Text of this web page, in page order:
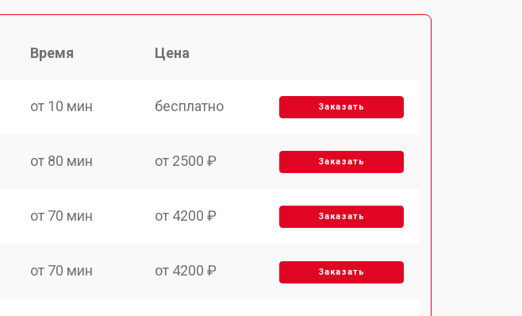
Время Цена
от 10 мин бесплатно Заказать
от 80 мин от 2500 ₽ Заказать
от 70 мин от 4200 ₽ Заказать
от 70 мин от 4200 ₽ Заказать